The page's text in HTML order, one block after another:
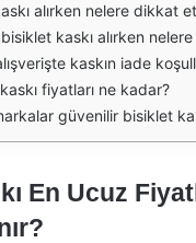
alırken nelere dikkat
kaskı alırken nelere
kaskın iade koşulları
fiyatları ne kadar?
güvenilir bisiklet kaskı
En Ucuz